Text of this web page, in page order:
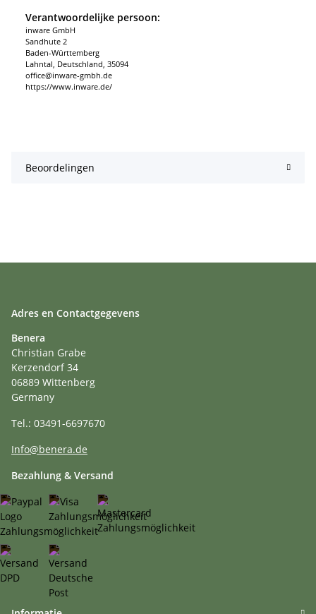
Verantwoordelijke persoon:
inware GmbH
Sandhute 2
Baden-Württemberg
Lahntal, Deutschland, 35094
office@inware-gmbh.de
https://www.inware.de/
Beoordelingen
Adres en Contactgegevens
Benera
Christian Grabe
Kerzendorf 34
06889 Wittenberg
Germany
Tel.: 03491-6697670
Info@benera.de
Bezahlung & Versand